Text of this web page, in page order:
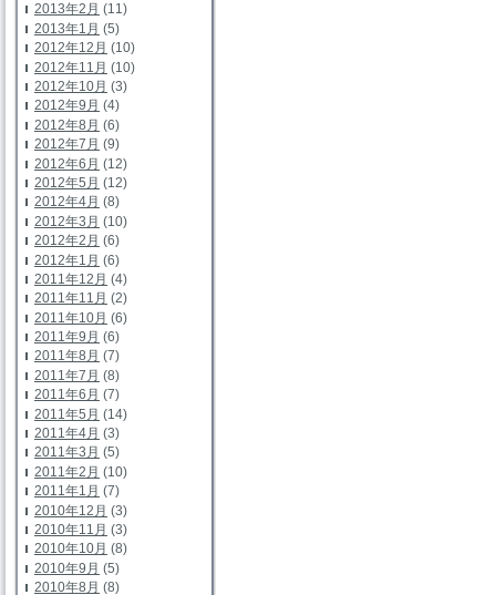
2013年2月 (11)
2013年1月 (5)
2012年12月 (10)
2012年11月 (10)
2012年10月 (3)
2012年9月 (4)
2012年8月 (6)
2012年7月 (9)
2012年6月 (12)
2012年5月 (12)
2012年4月 (8)
2012年3月 (10)
2012年2月 (6)
2012年1月 (6)
2011年12月 (4)
2011年11月 (2)
2011年10月 (6)
2011年9月 (6)
2011年8月 (7)
2011年7月 (8)
2011年6月 (7)
2011年5月 (14)
2011年4月 (3)
2011年3月 (5)
2011年2月 (10)
2011年1月 (7)
2010年12月 (3)
2010年11月 (3)
2010年10月 (8)
2010年9月 (5)
2010年8月 (8)